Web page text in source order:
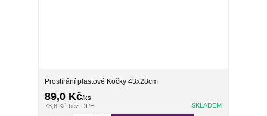
Prostírání plastové Kočky 43x28cm
89,0 Kč/ks
73,6 Kčbez DPH SKLADEM